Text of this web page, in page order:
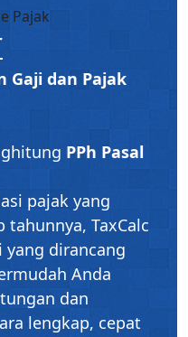
Gaji dan Pajak
PPh Pasal
pajak yang
TaxCalc
yang dirancang
Anda
dan
lengkap, cepat